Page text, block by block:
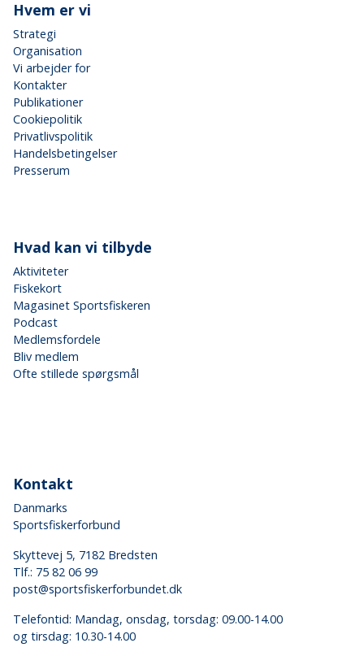
Hvem er vi
Strategi
Organisation
Vi arbejder for
Kontakter
Publikationer
Cookiepolitik
Privatlivspolitik
Handelsbetingelser
Presserum
Hvad kan vi tilbyde
Aktiviteter
Fiskekort
Magasinet Sportsfiskeren
Podcast
Medlemsfordele
Bliv medlem
Ofte stillede spørgsmål
Kontakt
Danmarks
Sportsfiskerforbund
Skyttevej 5, 7182 Bredsten
Tlf.: 75 82 06 99
post@sportsfiskerforbundet.dk
Telefontid: Mandag, onsdag, torsdag: 09.00-14.00
og tirsdag: 10.30-14.00